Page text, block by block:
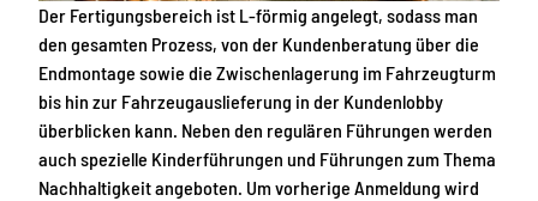
© DIE GLÄSERNE MANUFAKTUR
Der Fertigungsbereich ist L-förmig angelegt, sodass man
den gesamten Prozess, von der Kundenberatung über die
Endmontage sowie die Zwischenlagerung im Fahrzeugturm
bis hin zur Fahrzeugauslieferung in der Kundenlobby
überblicken kann. Neben den regulären Führungen werden
auch spezielle Kinderführungen und Führungen zum Thema
Nachhaltigkeit angeboten. Um vorherige Anmeldung wird